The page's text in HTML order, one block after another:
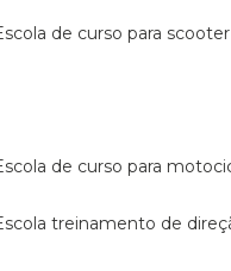
escola de curso para scooter
escola de curso para
escola treinamento de